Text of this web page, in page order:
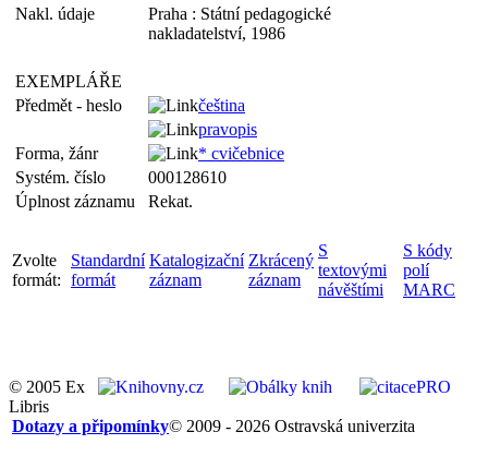
Nakl. údaje
Praha : Státní pedagogické
nakladatelství, 1986
EXEMPLÁŘE
Předmět - heslo
čeština
pravopis
Forma, žánr
* cvičebnice
Systém. číslo
000128610
Úplnost záznamu
Rekat.
Zvolte
formát:
Standardní
formát
Katalogizační
záznam
Zkrácený
záznam
S
textovými
návěštími
S kódy
polí
MARC
© 2005 Ex
Libris
© 2009 - 2026 Ostravská univerzita
Dotazy a připomínky